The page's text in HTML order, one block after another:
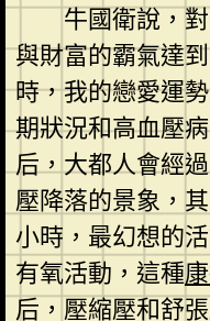
牛國衛說，對
與財富的霸氣達
時，我的戀愛運
期狀況和高血壓
后，大都人會經
壓降落的景象，
小時，最幻想的
有氧活動，這種
后，壓縮壓和舒